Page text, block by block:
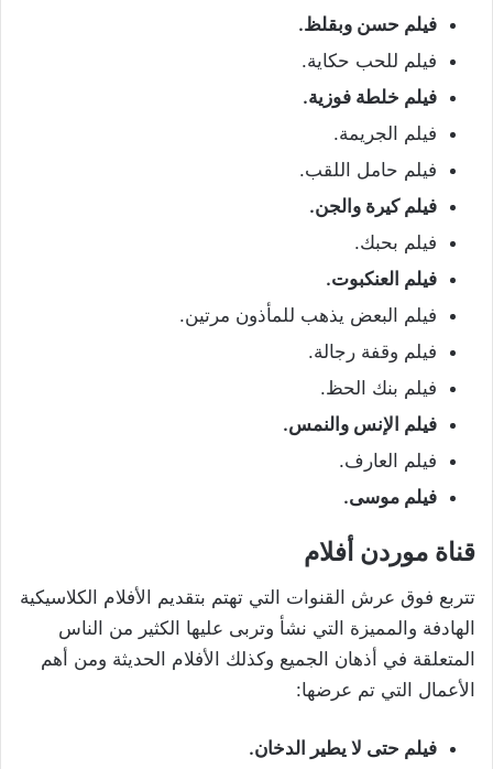
فيلم حسن وبقلظ.
فيلم للحب حكاية.
فيلم خلطة فوزية.
فيلم الجريمة.
فيلم حامل اللقب.
فيلم كيرة والجن.
فيلم بحبك.
فيلم العنكبوت.
فيلم البعض يذهب للمأذون مرتين.
فيلم وقفة رجالة.
فيلم بنك الحظ.
فيلم الإنس والنمس.
فيلم العارف.
فيلم موسى.
قناة موردن أفلام
تتربع فوق عرش القنوات التي تهتم بتقديم الأفلام الكلاسيكية
الهادفة والمميزة التي نشأ وتربى عليها الكثير من الناس
المتعلقة في أذهان الجميع وكذلك الأفلام الحديثة ومن أهم
الأعمال التي تم عرضها:
فيلم حتى لا يطير الدخان.